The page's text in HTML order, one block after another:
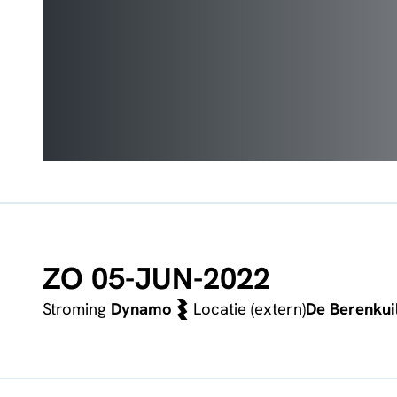
ZO 05-JUN-2022
Stroming Dynamo Locatie (extern)De